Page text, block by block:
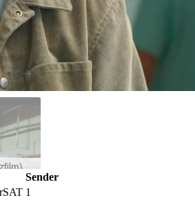
Sender
SAT 1